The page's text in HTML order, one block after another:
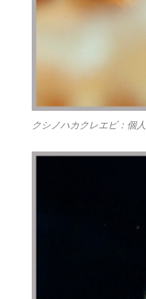
クシノハカクレエビ：個